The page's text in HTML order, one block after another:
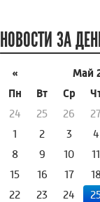
НОВОСТИ ЗА
« Май
Пн
Вт Ср
24
25 26
1
2 3 4
8
9 10 11
15
16 17
22
23 24